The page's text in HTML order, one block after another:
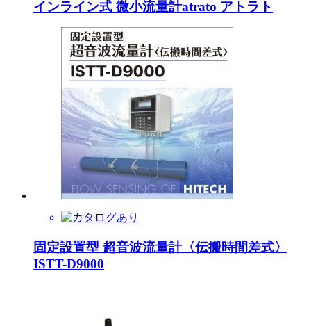
インライン式 微小流量計atrato アトラト
固定設置型 超音波流量計〈伝搬時間差式〉
ISTT-D9000